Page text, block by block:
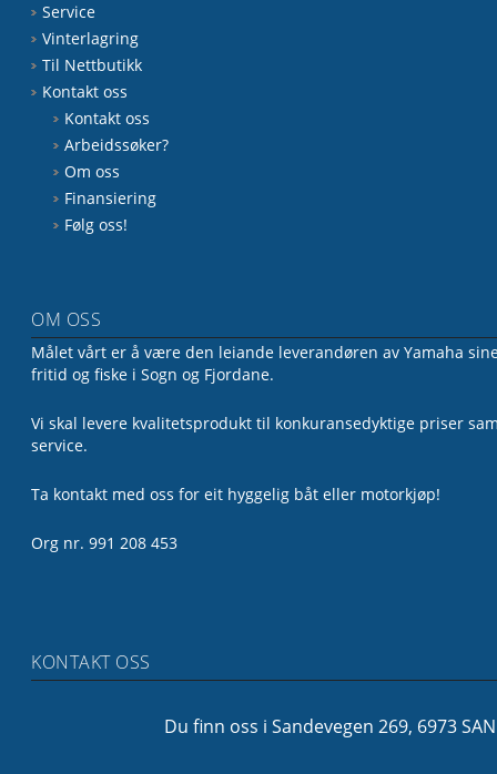
Service
Vinterlagring
Til Nettbutikk
Kontakt oss
Kontakt oss
Arbeidssøker?
Om oss
Finansiering
Følg oss!
OM OSS
Målet vårt er å være den leiande leverandøren av Yamaha
fritid og fiske i Sogn og Fjordane.
Vi skal levere kvalitetsprodukt til konkuransedyktige priser
service.
Ta kontakt med oss for eit hyggelig båt eller motorkjøp!
Org nr. 991 208 453
KONTAKT OSS
Du finn oss i Sandevegen 269, 6973